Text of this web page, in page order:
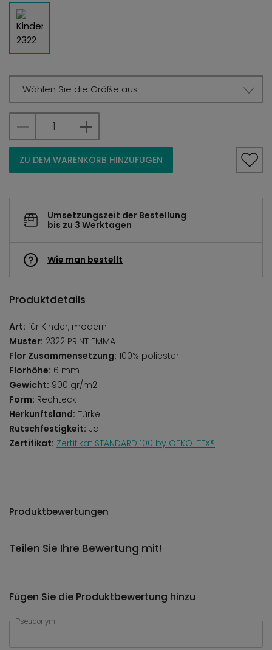
Wählen Sie die Größe aus
ZU DEM WARENKORB HINZUFÜGEN
Umsetzungszeit der Bestellung
bis zu 3 Werktagen
Wie man bestellt
Produktdetails
Art: für Kinder, modern
Muster: 2322 PRINT EMMA
Flor Zusammensetzung: 100% poliester
Florhöhe: 6 mm
Gewicht: 900 gr/m2
Form: Rechteck
Herkunftsland: Türkei
Rutschfestigkeit: Ja
Zertifikat: Zertifikat STANDARD 100 by OEKO-TEX®
Produktbewertungen
Teilen Sie Ihre Bewertung mit!
Fügen Sie die Produktbewertung hinzu
Pseudonym